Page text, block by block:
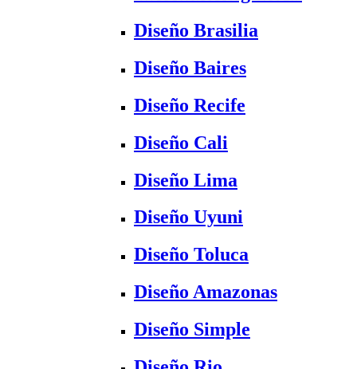
Diseño Brasilia
Diseño Baires
Diseño Recife
Diseño Cali
Diseño Lima
Diseño Uyuni
Diseño Toluca
Diseño Amazonas
Diseño Simple